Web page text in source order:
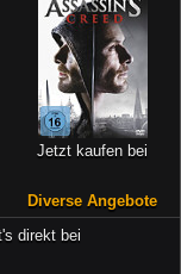
Jetzt kaufen bei
Diverse Angebote
direkt bei